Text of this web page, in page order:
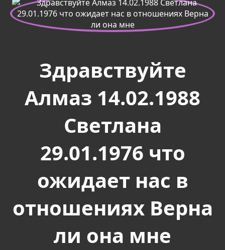
Здравствуйте
Алмаз 14.02.1988
Светлана
29.01.1976 что
ожидает нас в
отношениях Верна
ли она мне